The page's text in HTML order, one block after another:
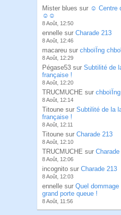
Mister blues sur ☺ Centre
☺☺
8 Août, 12:50
ennelle sur Charade 213
8 Août, 12:46
macareu sur chboïÏng
8 Août, 12:29
Pégase53 sur Subtilité de
française !
8 Août, 12:20
TRUCMUCHE sur
8 Août, 12:14
Titoune sur Subtilité de la
française !
8 Août, 12:11
Titoune sur Charade 213
8 Août, 12:10
TRUCMUCHE sur
8 Août, 12:06
incognito sur Charade 213
8 Août, 12:03
ennelle sur Quel dommage
grand porte queue !
8 Août, 11:56